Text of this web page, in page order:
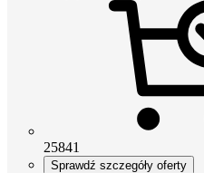
25841
Sprawdź szczegóły oferty